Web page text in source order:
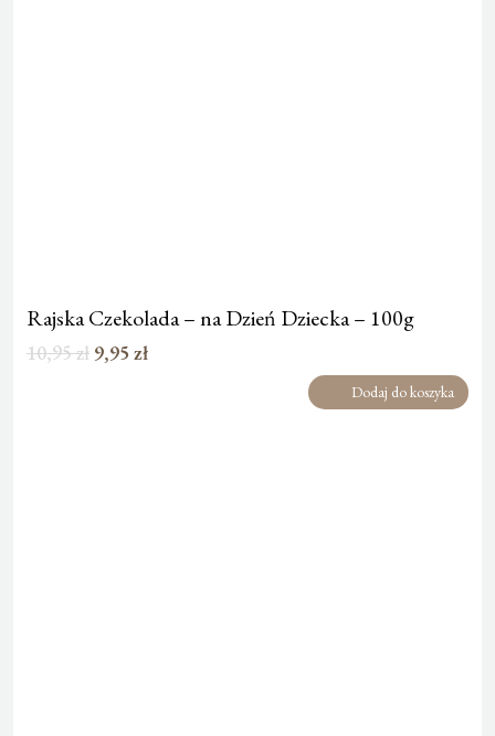
Rajska Czekolada – na Dzień Dziecka – 100g
10,95zł Pierwotna
9,95 złAktualna
Dodaj do koszyka